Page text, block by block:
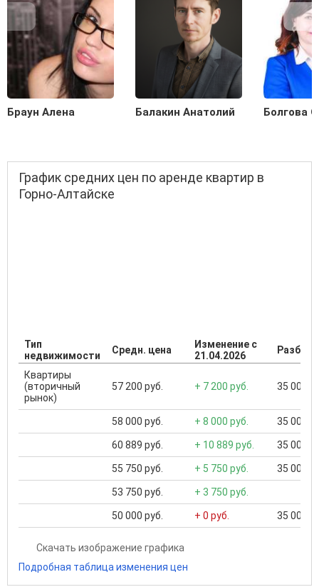
Браун Алена Балакин Анатолий Болгова
График средних цен по аренде квартир в
Горно-Алтайске
Тип
недвижимости
Средн. цена
Изменение с
21.04.2026
Квартиры
(вторичный
рынок)
57 200 руб. + 7 200 руб. 35 000
58 000 руб. + 8 000 руб. 35 000
60 889 руб. + 10 889 руб. 35 000
55 750 руб. + 5 750 руб. 35 000
53 750 руб. + 3 750 руб.
50 000 руб. + 0 руб. 35 000
Скачать изображение графика
Подробная таблица изменения цен